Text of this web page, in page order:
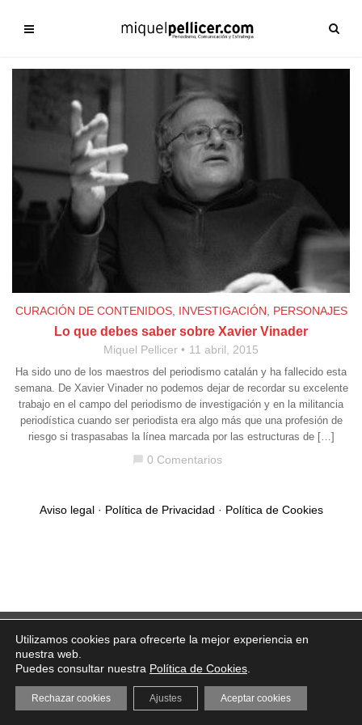
CURACIÓN DE CONTENIDOS, INVESTIGACIÓN, PERSONAJES
Lo que debes saber sobre Xavier Vinader
Miquel Pellicer 11 abril, 2015
Ha sido uno de los maestros del periodismo catalán y ha fallecido esta
semana. De Xavier Vinader no podemos dejar de recordar su excelente
trabajo en el campo del periodismo de investigación y en la militancia
periodística cuando ser periodista era algo más que una profesión de
riesgo si traspasabas la línea marcada por las estructuras de […]
chat_bubble 0 Comentarios
Aviso legal· Política de Privacidad · Política de Cookies
Utilizamos cookies para ofrecerte la mejor experiencia en
nuestra web.
Puedes consultar nuestra Política de Cookies
Aceptar cookies
Rechazar cookies Ajustes